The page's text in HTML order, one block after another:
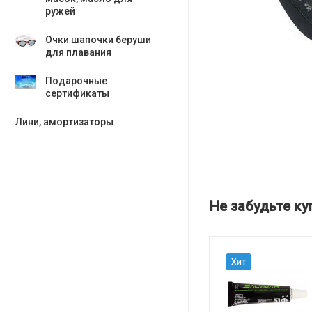
ружей
Очки шапочки беруши
для плавания
Подарочные
сертификаты
Лини, амортизаторы
Не забудьте
Хит